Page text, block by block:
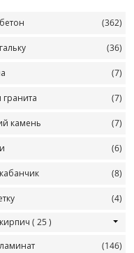
(362)
(36)
(7)
гранита (7)
камень (7)
(6)
(8)
(4)
( 25 )
(146)